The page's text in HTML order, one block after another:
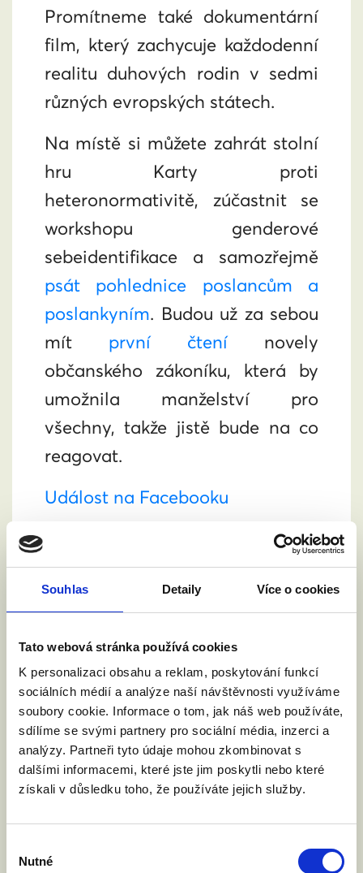
Souhlas Detaily Více o cookies
Tato webová stránka používá cookies
K personalizaci obsahu a reklam, poskytování funkcí
sociálních médií a analýze naší návštěvnosti využíváme
soubory cookie. Informace o tom, jak náš web používáte,
sdílíme se svými partnery pro sociální média, inzerci a
analýzy. Partneři tyto údaje mohou zkombinovat s
dalšími informacemi, které jste jim poskytli nebo které
získali v důsledku toho, že používáte jejich služby.
souhlasu
Nutné
Promítneme také dokumentární
film, který zachycuje každodenní
realitu duhových rodin v sedmi
různých evropských státech.
Na místě si můžete zahrát stolní
hru Karty proti
heteronormativitě, zúčastnit se
workshopu genderové
sebeidentifikace a samozřejmě
psát pohlednice poslancům a
poslankyním. Budou už za sebou
mít první čtenínovely
občanského zákoníku, která by
umožnila manželství pro
všechny, takže jistě bude na co
reagovat.
Událost na Facebooku
Chci se zúčastnit.
Jméno a příjmení:
Váš email:
Kde žijete?